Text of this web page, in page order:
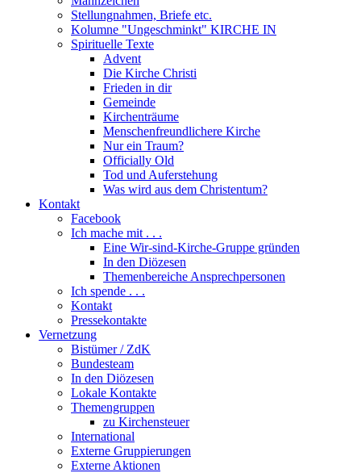
Stellungnahmen, Briefe etc.
Kolumne "Ungeschminkt" KIRCHE IN
Spirituelle Texte
Advent
Die Kirche Christi
Frieden in dir
Gemeinde
Kirchenträume
Menschenfreundlichere Kirche
Nur ein Traum?
Officially Old
Tod und Auferstehung
Was wird aus dem Christentum?
Kontakt
Facebook
Ich mache mit . . .
Eine Wir-sind-Kirche-Gruppe gründen
In den Diözesen
Themenbereiche Ansprechpersonen
Ich spende . . .
Kontakt
Pressekontakte
Vernetzung
Bistümer / ZdK
Bundesteam
In den Diözesen
Lokale Kontakte
Themengruppen
zu Kirchensteuer
International
Externe Gruppierungen
Externe Aktionen